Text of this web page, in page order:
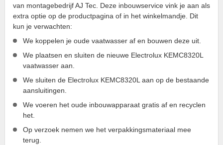
van montagebedrijf AJ Tec. Deze inbouwservice vink je aan als
extra optie op de productpagina of in het winkelmandje. Dit
kun je verwachten:
We koppelen je oude vaatwasser af en bouwen deze uit.
We plaatsen en sluiten de nieuwe Electrolux KEMC8320L
vaatwasser aan.
We sluiten de Electrolux KEMC8320L aan op de bestaande
aansluitingen.
We voeren het oude inbouwapparaat gratis af en recyclen
het.
Op verzoek nemen we het verpakkingsmateriaal mee
terug.